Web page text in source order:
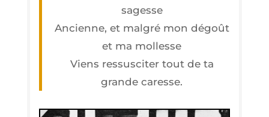
sagesse
Ancienne, et mal­gré mon dégoût
et ma mollesse
Viens res­sus­ci­ter tout de ta
grande caresse.